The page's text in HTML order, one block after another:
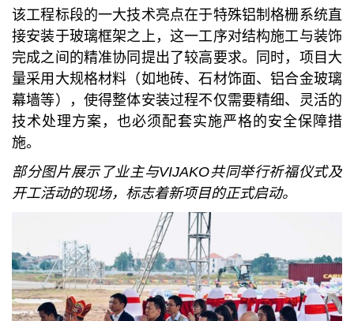
该工程标段的一大技术亮点在于特殊铝制格栅系统直
接安装于玻璃框架之上，这一工序对结构施工与装饰
完成之间的精准协同提出了较高要求。同时，项目大
量采用大规格材料（如地砖、石材饰面、铝合金玻璃
幕墙等），使得整体安装过程不仅需要精细、灵活的
技术处理方案，也必须配套实施严格的安全保障措
施。
部分图片展示了业主与VIJAKO共同举行祈福仪式及
开工活动的现场，标志着新项目的正式启动。